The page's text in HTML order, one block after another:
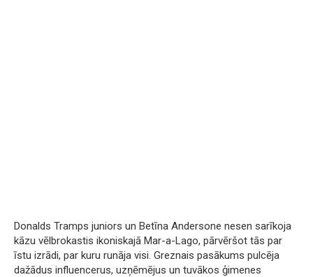
Donalds Tramps juniors un Betīna Andersone nesen sarīkoja
kāzu vēlbrokastis ikoniskajā Mar-a-Lago, pārvēršot tās par
īstu izrādi, par kuru runāja visi. Greznais pasākums pulcēja
dažādus influencerus, uzņēmējus un tuvākos ģimenes